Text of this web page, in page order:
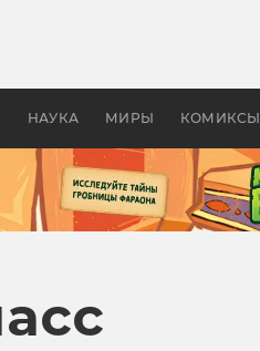
НАУКА МИРЫ КОМИКСЫ
бы «Властелина колец»